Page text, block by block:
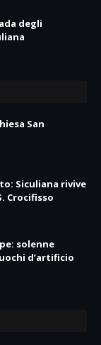
degli
San
Siculiana rivive
Crocifisso
solenne
d’artificio